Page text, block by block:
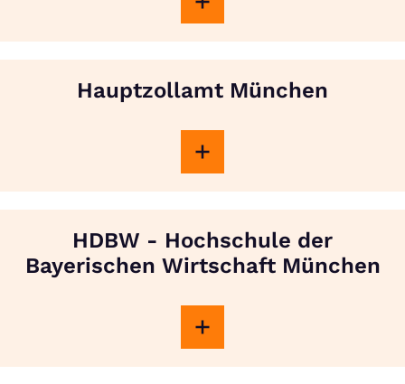
Hauptzollamt München
HDBW - Hochschule der
Bayerischen Wirtschaft München